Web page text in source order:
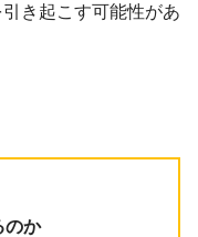
き起こす可能性があ
のか